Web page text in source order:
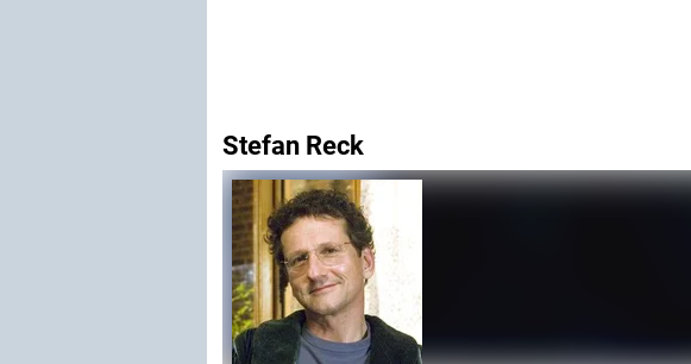
Stefan Reck